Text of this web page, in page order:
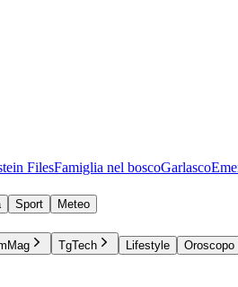
FilesFamiglia nel boscoGarlasco
Sport
Meteo
TgTech Lifestyle Oroscopo